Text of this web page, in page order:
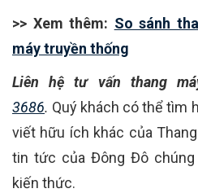
>> Xem thêm: So sánh
máy truyền thống
Liên hệ tư vấn thang
3686. Quý khách có thể tìm
viết hữu ích khác của
tin tức của Đông Đô
kiến thức.